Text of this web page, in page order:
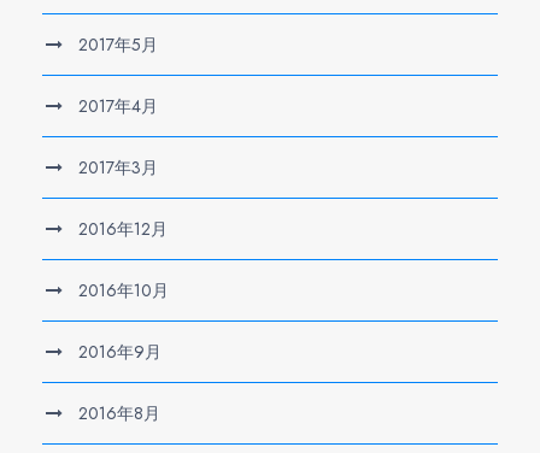
2017年5月
2017年4月
2017年3月
2016年12月
2016年10月
2016年9月
2016年8月